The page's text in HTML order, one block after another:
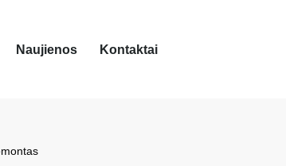
Naujienos Kontaktai